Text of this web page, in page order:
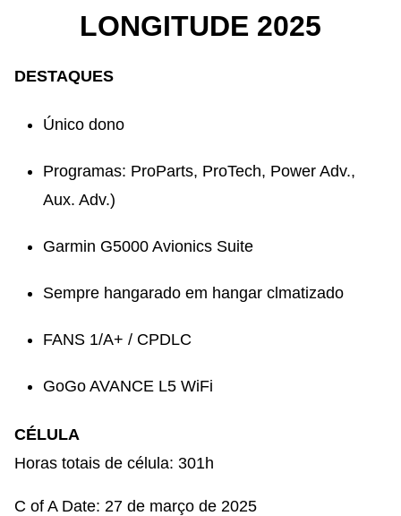
LONGITUDE 2025
DESTAQUES
Único dono
Programas: ProParts, ProTech, Power Adv.,
Aux. Adv.)
Garmin G5000 Avionics Suite​
Sempre hangarado em hangar clmatizado
FANS 1/A+ / CPDLC​
GoGo AVANCE L5 WiFi
CÉLULA
Horas totais de célula: 301h
C of A Date: 27 de março de 2025